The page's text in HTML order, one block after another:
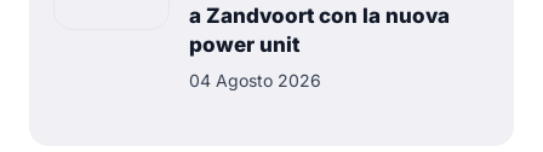
a Zandvoort con la nuova
power unit
04 Agosto 2026